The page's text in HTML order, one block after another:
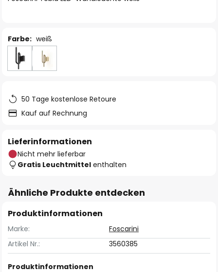
Farbe: weiß
50 Tage kostenlose Retoure
Kauf auf Rechnung
Lieferinformationen
Nicht mehr lieferbar
Gratis Leuchtmittel enthalten
Ähnliche Produkte entdecken
Produktinformationen
Marke:
Foscarini
Artikel Nr.:
3560385
Produktinformationen